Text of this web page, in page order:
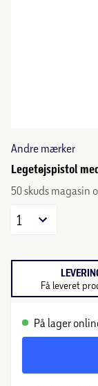
Andre mærker
Legetøjspistol
50 skuds magasin
1
Få leveret
På lager